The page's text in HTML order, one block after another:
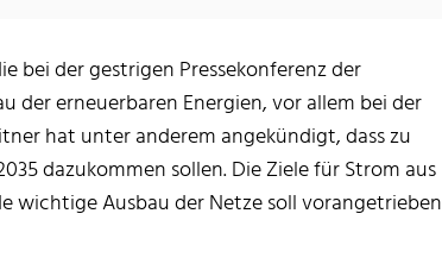
bei der gestrigen Pressekonferenz der
der erneuerbaren Energien, vor allem bei der
hat unter anderem angekündigt, dass zu
dazukommen sollen. Die Ziele für Strom aus
wichtige Ausbau der Netze soll vorangetrieben